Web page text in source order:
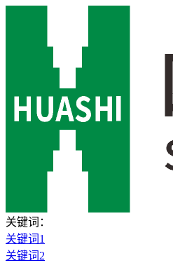
关键词：
关键词1
关键词2